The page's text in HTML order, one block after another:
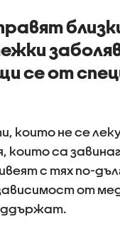
се от
които не се
които са
с тях по-
от